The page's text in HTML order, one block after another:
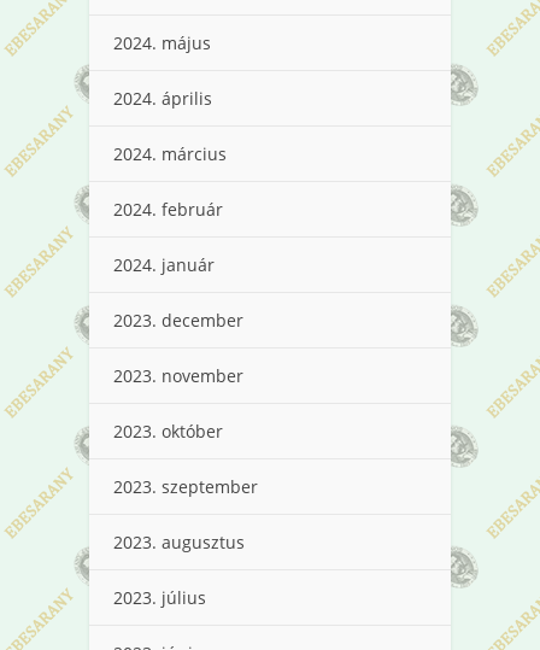
2024. május
2024. április
2024. március
2024. február
2024. január
2023. december
2023. november
2023. október
2023. szeptember
2023. augusztus
2023. július